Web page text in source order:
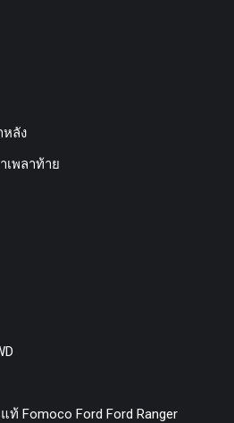
หลัง
เพลาท้าย
ท้ Fomoco Ford Ford Ranger